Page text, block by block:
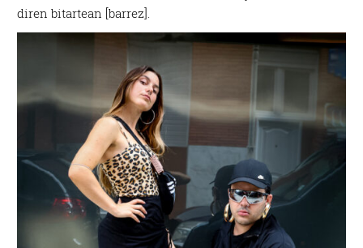
diren bitartean [barrez].